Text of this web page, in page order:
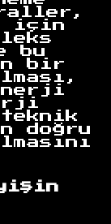
için
bu
bir
doğru